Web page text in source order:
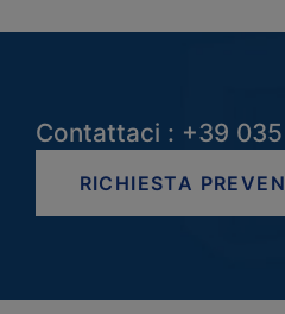
Contattaci : +39
RICHIESTA